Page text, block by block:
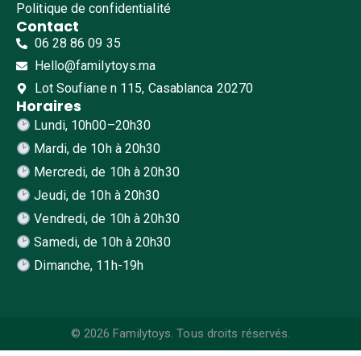
Politique de confidentialité
Contact
06 28 86 09 35
Hello@familytoys.ma
Lot Soufiane n 115, Casablanca 20270
Horaires
Lundi, 10h00–20h30
Mardi, de 10h à 20h30
Mercredi, de 10h à 20h30
Jeudi, de 10h à 20h30
Vendredi, de 10h à 20h30
Samedi, de 10h à 20h30
Dimanche, 11h-19h
© 2026 Familytoys. Tous droits réservés.